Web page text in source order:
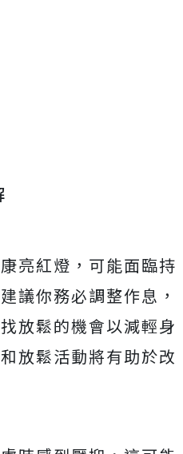
亮紅燈，可能面臨持
議你務必調整作息，
放鬆的機會以減輕身
放鬆活動將有助於改